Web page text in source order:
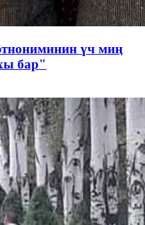
үч миң
бар"